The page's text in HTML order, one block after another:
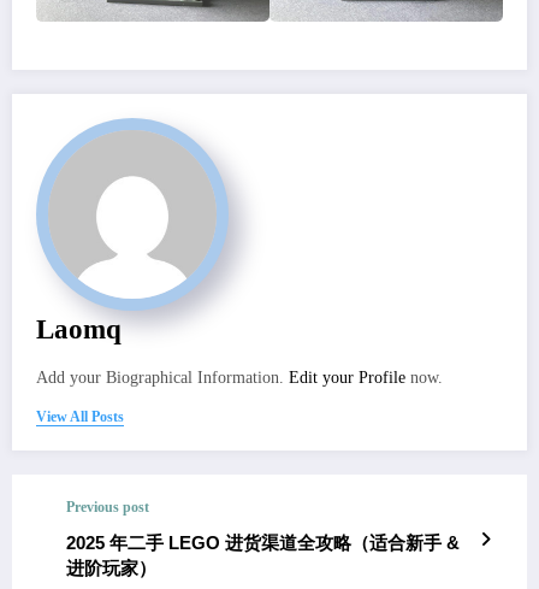
Laomq
Add your Biographical Information. Edit your Profile now.
View All Posts
Previous post
2025 年二手 LEGO 进货渠道全攻略（适合新手 &
进阶玩家）